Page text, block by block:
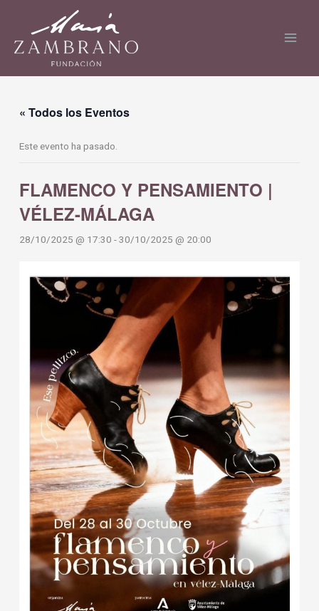
contenido
« Todos los Eventos
Este evento ha pasado.
FLAMENCO Y PENSAMIENTO |
VÉLEZ-MÁLAGA
28/10/2025 @ 17:30 -30/10/2025 @ 20:00